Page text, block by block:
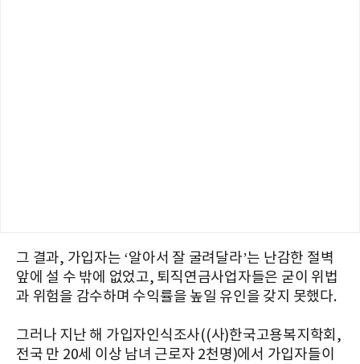
그 결과, 가입자는 ‘알아서 잘 굴려달라’는 난감한 절벽
앞에 설 수 밖에 없었고, 퇴직연금사업자들은 굳이 위법
과 위험을 감수하며 수익률을 높일 유인을 갖지 못했다.
그러나 지난 해 가입자인식조사((사)한국고용복지학회,
전국 만 20세 이상 남녀 근로자 2천명)에서 가입자들이